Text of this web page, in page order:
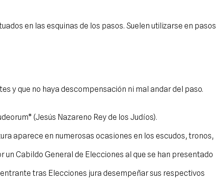
en las esquinas de los pasos. Suelen utilizarse en pasos
y que no haya descompensación ni mal andar del paso.
(Jesús Nazareno Rey de los Judíos).
aparece en numerosas ocasiones en los escudos, tronos,
Cabildo General de Elecciones al que se han presentado
tras Elecciones jura desempeñar sus respectivos